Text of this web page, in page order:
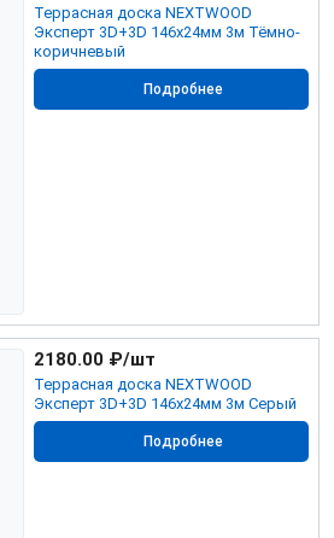
Террасная доска NEXTWOOD
Эксперт 3D+3D 146х24мм 3м Тёмно-
коричневый
Подробнее
Террасная доска NEXTWOOD
Эксперт 3D+3D 146х24мм 3м Серый
2180.00 ₽/шт
Подробнее